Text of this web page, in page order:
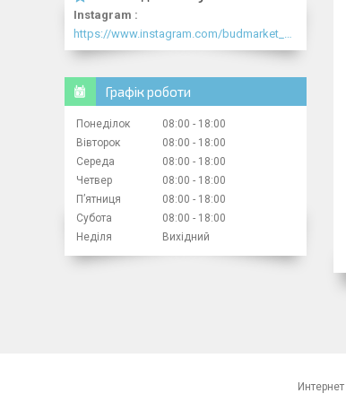
Instagram
Графік роботи
Понеділок 08:00
18:00
Вівторок
08:00
18:00
Середа
08:00
18:00
Четвер
08:00
18:00
Пʼятниця
08:00
18:00
Субота
08:00
18:00
Неділя
Вихідний